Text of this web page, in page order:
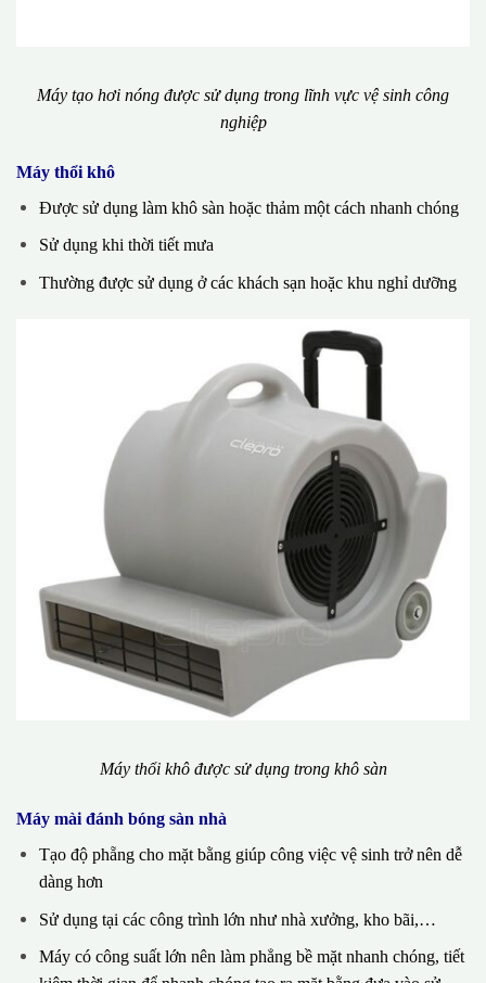
Máy tạo hơi nóng được sử dụng trong lĩnh vực vệ sinh công
nghiệp
Máy thổi khô
Được sử dụng làm khô sàn hoặc thảm một cách nhanh chóng
Sử dụng khi thời tiết mưa
Thường được sử dụng ở các khách sạn hoặc khu nghỉ dưỡng
Máy thổi khô được sử dụng trong khô sàn
Máy mài đánh bóng sàn nhà
Tạo độ phẵng cho mặt bằng giúp công việc vệ sinh trở nên dễ
dàng hơn
Sử dụng tại các công trình lớn như nhà xưởng, kho bãi,…
Máy có công suất lớn nên làm phẳng bề mặt nhanh chóng, tiết